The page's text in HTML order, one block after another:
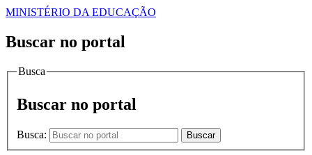
MINISTÉRIO DA EDUCAÇÃO
Buscar no portal
Busca
Buscar no portal
Busca: Buscar